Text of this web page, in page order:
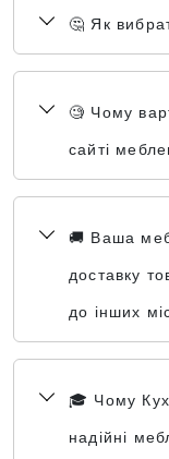
🤔 Як
🧐 Чому
сайті
🚚 Ваша
доставку
до інших
🎓 Чому
надійні